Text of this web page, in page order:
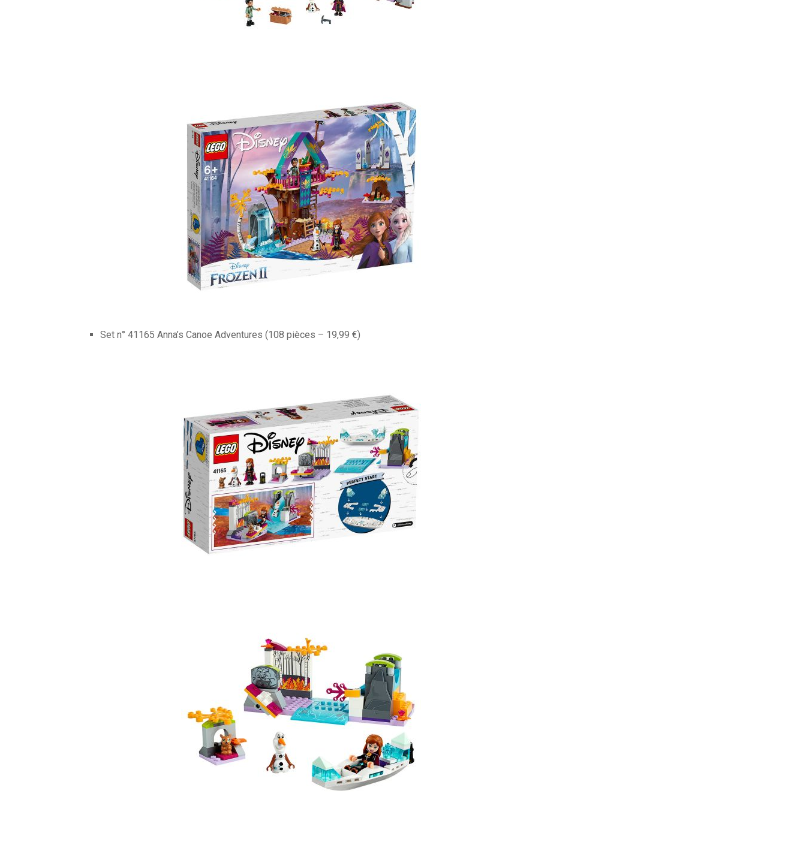
Set n° 41165 Anna’s Canoe Adventures (108 pièces – 19,99 €)